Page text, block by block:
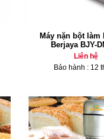
Máy nặn bột làm
Berjaya BJY-
Liên hệ
Bảo hành : 12